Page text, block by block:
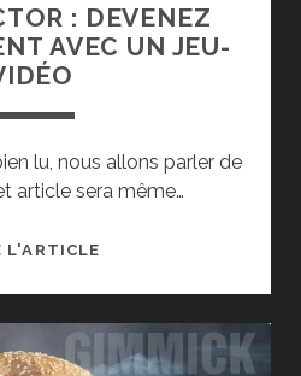
: DEVENEZ
AVEC UN JEU-
lu, nous allons parler de
article sera même…
L'ARTICLE♦
:
DEVENEZ